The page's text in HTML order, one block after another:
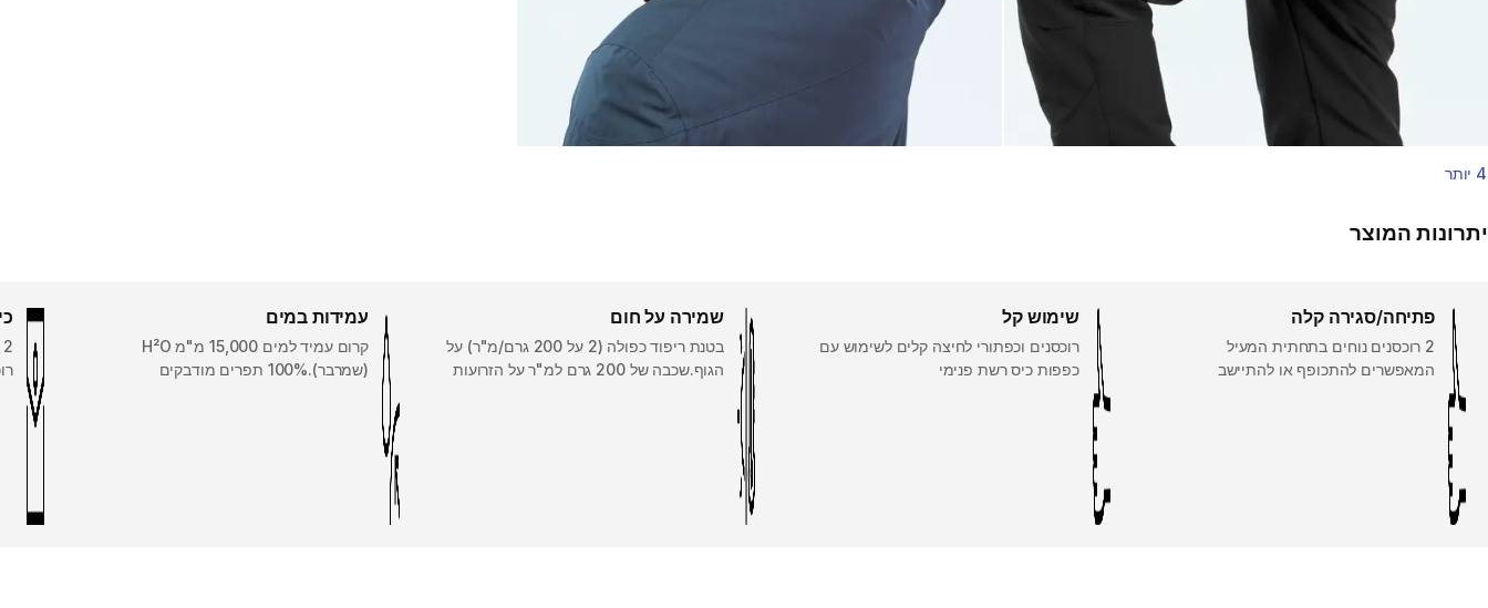
4 יותר
יתרונות המוצר
פתיחה/סגירה קלה
2 רוכסנים נוחים בתחתית המעיל
המאפשרים להתכופף או להתיישב
שימוש קל
רוכסנים וכפתורי לחיצה קלים לשימוש עם
כפפות כיס רשת פנימי
שמירה על חום
בטנת ריפוד כפולה (2 על 200 גרם/מ"ר) על
הגוף.שכבה של 200 גרם למ"ר על הזרועות
עמידות במים
קרום עמיד למים 15,000 מ"מ H²O
(שמרבר).100% תפרים מודבקים